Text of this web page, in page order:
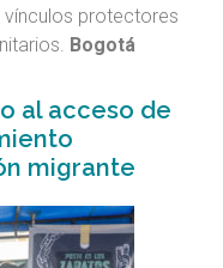
vínculos protectores
Bogotá
al acceso de
migrante